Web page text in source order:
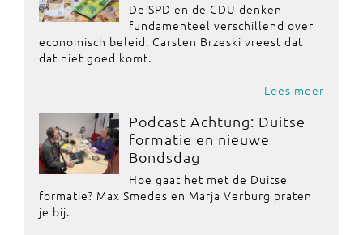
De SPD en de CDU denken
fundamenteel verschillend over
economisch beleid. Carsten Brzeski vreest dat
dat niet goed komt.
Lees meer
Podcast Achtung: Duitse
formatie en nieuwe
Bondsdag
Hoe gaat het met de Duitse
formatie? Max Smedes en Marja Verburg praten
je bij.